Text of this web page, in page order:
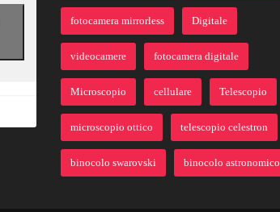
fotocamera mirrorless Digitale
videocamere fotocamera digitale
Microscopio cellulare Telescopio
microscopio ottico telescopio celestron
binocolo swarovski binocolo astronomico